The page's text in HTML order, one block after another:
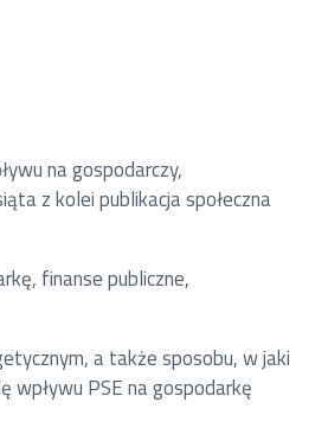
na gospodarczy,
z kolei publikacja społeczna
finanse publiczne,
a także sposobu, w jaki
wpływu PSE na gospodarkę